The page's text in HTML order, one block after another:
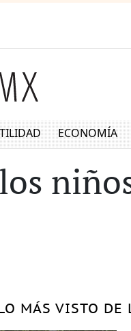
ECONOMÍA
LO MÁS VISTO DE